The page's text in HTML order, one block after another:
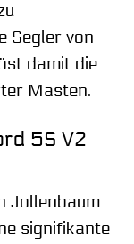
Segler von
damit die
Masten.
5S V2
Jollenbaum
signifikante